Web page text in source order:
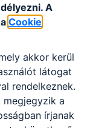
A
Cookie
akkor kerül
látogat
rendelkeznek.
a
írjanak